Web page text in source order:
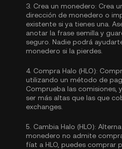
3. Crea un monedero: Crea
dirección de monedero o
existente si ya tienes una.
anotar la frase semilla y
seguro. Nadie podrá
monedero si la pierdes.
4. Compra Halo (HLO):
utilizando un método de
Comprueba las comisiones,
ser más altas que las que
exchanges.
5. Cambia Halo (HLO):
monedero no admite
fíat a HLO, puedes comprar